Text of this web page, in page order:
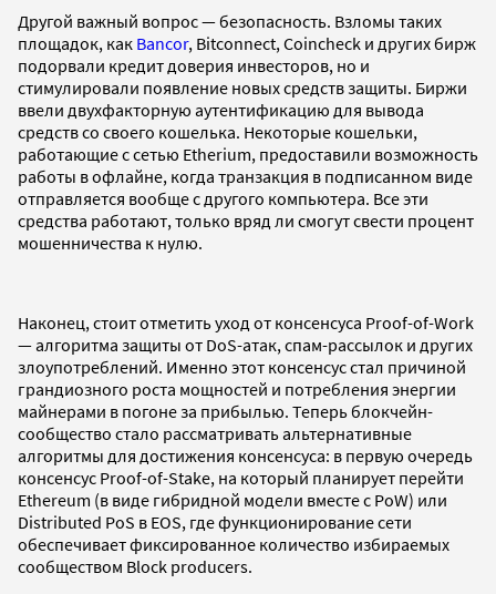
Другой важный вопрос — безопасность. Взломы таких
площадок, как Bancor, Bitconnect, Coincheck и других бирж
подорвали кредит доверия инвесторов, но и
стимулировали появление новых средств защиты. Биржи
ввели двухфакторную аутентификацию для вывода
средств со своего кошелька. Некоторые кошельки,
работающие с сетью Etherium, предоставили возможность
работы в офлайне, когда транзакция в подписанном виде
отправляется вообще с другого компьютера. Все эти
средства работают, только вряд ли смогут свести процент
мошенничества к нулю.
Наконец, стоит отметить уход от консенсуса Proof-of-Work
— алгоритма защиты от DoS-атак, спам-рассылок и других
злоупотреблений. Именно этот консенсус стал причиной
грандиозного роста мощностей и потребления энергии
майнерами в погоне за прибылью. Теперь блокчейн-
сообщество стало рассматривать альтернативные
алгоритмы для достижения консенсуса: в первую очередь
консенсус Proof-of-Stake, на который планирует перейти
Ethereum (в виде гибридной модели вместе с PoW) или
Distributed PoS в EOS, где функционирование сети
обеспечивает фиксированное количество избираемых
сообществом Block producers.